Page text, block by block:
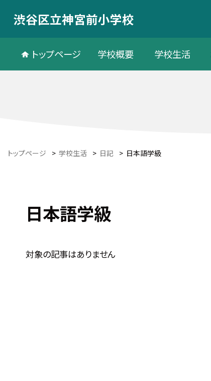
渋谷区立神宮前小学校
トップページ 学校概要 学校生活
トップページ > 学校生活 > 日記 > 日本語学級
日本語学級
対象の記事はありません